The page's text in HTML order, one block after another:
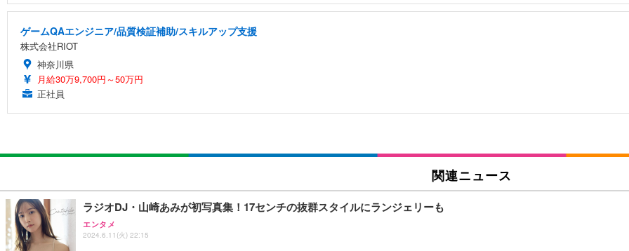
ゲームQAエンジニア/品質検証補助/スキルアップ支援
株式会社RIOT
神奈川県
月給30万9,700円～50万円
正社員
関連ニュース
ラジオDJ・山崎あみが初写真集！17センチの抜群スタイルにランジェリーも
エンタメ
2024.6.11(火) 22:15